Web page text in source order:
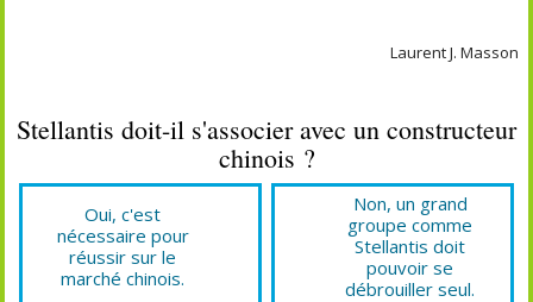
Laurent J. Masson
Stellantis doit-il s'associer avec un constructeur
chinois ?
Oui, c'est
nécessaire pour
réussir sur le
marché chinois.
Non, un grand
groupe comme
Stellantis doit
pouvoir se
débrouiller seul.